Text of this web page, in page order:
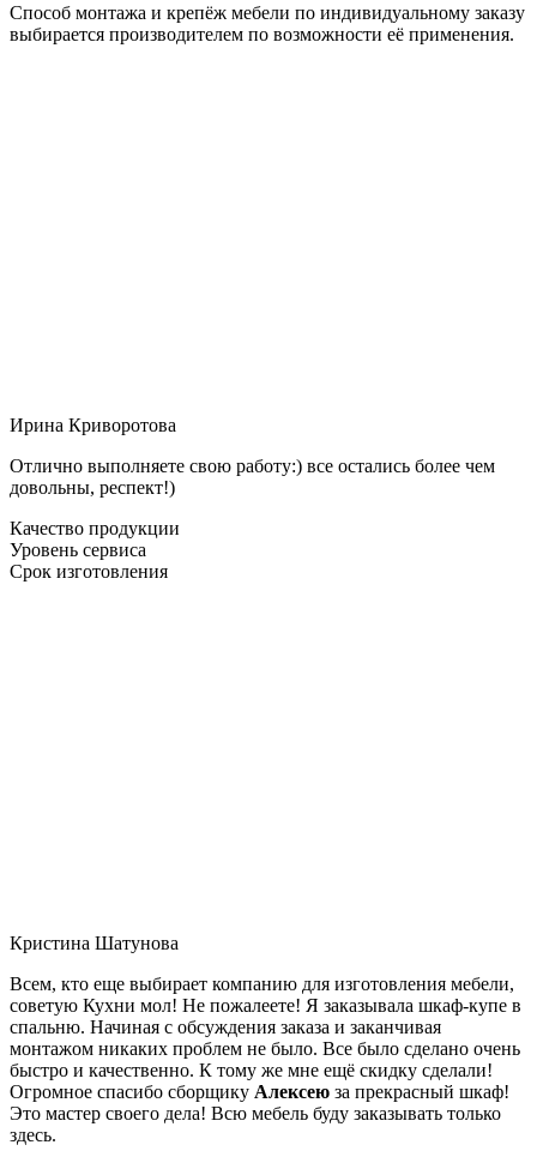
Способ монтажа и крепёж мебели по индивидуальному заказу
выбирается производителем по возможности её применения.
Ирина Криворотова
Отлично выполняете свою работу:) все остались более чем
довольны, респект!)
Качество продукции
Уровень сервиса
Срок изготовления
Кристина Шатунова
Всем, кто еще выбирает компанию для изготовления мебели,
советую Кухни мол! Не пожалеете! Я заказывала шкаф-купе в
спальню. Начиная с обсуждения заказа и заканчивая
монтажом никаких проблем не было. Все было сделано очень
быстро и качественно. К тому же мне ещё скидку сделали!
Огромное спасибо сборщику Алексею за прекрасный шкаф!
Это мастер своего дела! Всю мебель буду заказывать только
здесь.